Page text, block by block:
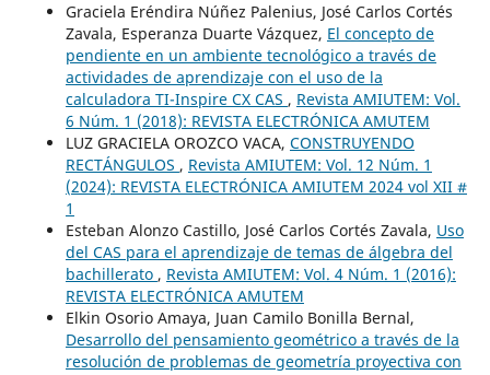
Graciela Eréndira Núñez Palenius, José Carlos Cortés
Zavala, Esperanza Duarte Vázquez, El concepto de
pendiente en un ambiente tecnológico a través de
actividades de aprendizaje con el uso de la
calculadora TI-Inspire CX CAS , Revista AMIUTEM: Vol.
6 Núm. 1 (2018): REVISTA ELECTRÓNICA AMUTEM
LUZ GRACIELA OROZCO VACA, CONSTRUYENDO
RECTÁNGULOS , Revista AMIUTEM: Vol. 12 Núm. 1
(2024): REVISTA ELECTRÓNICA AMIUTEM 2024 vol XII #
1
Esteban Alonzo Castillo, José Carlos Cortés Zavala, Uso
del CAS para el aprendizaje de temas de álgebra del
bachillerato , Revista AMIUTEM: Vol. 4 Núm. 1 (2016):
REVISTA ELECTRÓNICA AMUTEM
Elkin Osorio Amaya, Juan Camilo Bonilla Bernal,
Desarrollo del pensamiento geométrico a través de la
resolución de problemas de geometría proyectiva con